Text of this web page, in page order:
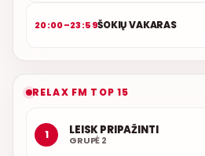
20:00–23:59ŠOKIŲ VAKARAS
RELAX FM TOP 15
1 LEISK PRIPAŽINTI
GRUPĖ 2